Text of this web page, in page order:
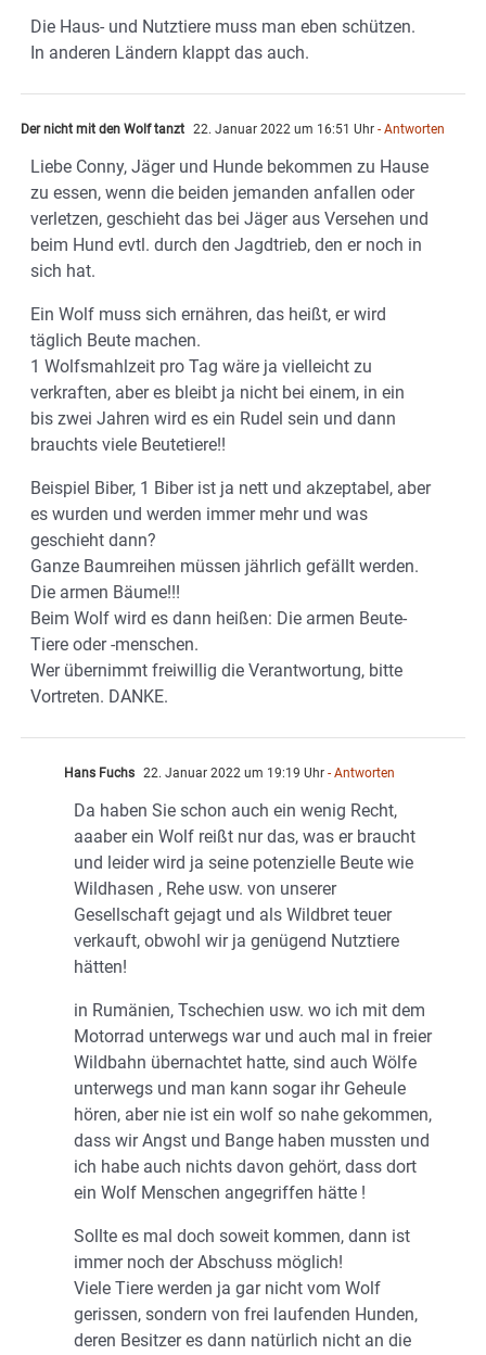
Die Haus- und Nutztiere muss man eben schützen.
In anderen Ländern klappt das auch.
Der nicht mit den Wolf tanzt 22. Januar 2022 um 16:51 Uhr - Antworten
Liebe Conny, Jäger und Hunde bekommen zu Hause
zu essen, wenn die beiden jemanden anfallen oder
verletzen, geschieht das bei Jäger aus Versehen und
beim Hund evtl. durch den Jagdtrieb, den er noch in
sich hat.
Ein Wolf muss sich ernähren, das heißt, er wird
täglich Beute machen.
1 Wolfsmahlzeit pro Tag wäre ja vielleicht zu
verkraften, aber es bleibt ja nicht bei einem, in ein
bis zwei Jahren wird es ein Rudel sein und dann
brauchts viele Beutetiere!!
Beispiel Biber, 1 Biber ist ja nett und akzeptabel, aber
es wurden und werden immer mehr und was
geschieht dann?
Ganze Baumreihen müssen jährlich gefällt werden.
Die armen Bäume!!!
Beim Wolf wird es dann heißen: Die armen Beute-
Tiere oder -menschen.
Wer übernimmt freiwillig die Verantwortung, bitte
Vortreten. DANKE.
Hans Fuchs 22. Januar 2022 um 19:19 Uhr - Antworten
Da haben Sie schon auch ein wenig Recht,
aaaber ein Wolf reißt nur das, was er braucht
und leider wird ja seine potenzielle Beute wie
Wildhasen , Rehe usw. von unserer
Gesellschaft gejagt und als Wildbret teuer
verkauft, obwohl wir ja genügend Nutztiere
hätten!
in Rumänien, Tschechien usw. wo ich mit dem
Motorrad unterwegs war und auch mal in freier
Wildbahn übernachtet hatte, sind auch Wölfe
unterwegs und man kann sogar ihr Geheule
hören, aber nie ist ein wolf so nahe gekommen,
dass wir Angst und Bange haben mussten und
ich habe auch nichts davon gehört, dass dort
ein Wolf Menschen angegriffen hätte !
Sollte es mal doch soweit kommen, dann ist
immer noch der Abschuss möglich!
Viele Tiere werden ja gar nicht vom Wolf
gerissen, sondern von frei laufenden Hunden,
deren Besitzer es dann natürlich nicht an die